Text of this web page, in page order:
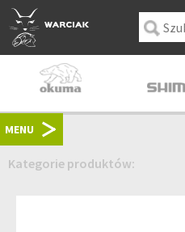
MENU
Kategorie produktów: